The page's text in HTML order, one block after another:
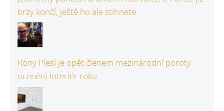
brzy končí, ještě ho ale stihnete
Rony Plesl je opět členem mezinárodní poroty
ocenění Interiér roku